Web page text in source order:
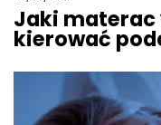
Jaki materac
kierować